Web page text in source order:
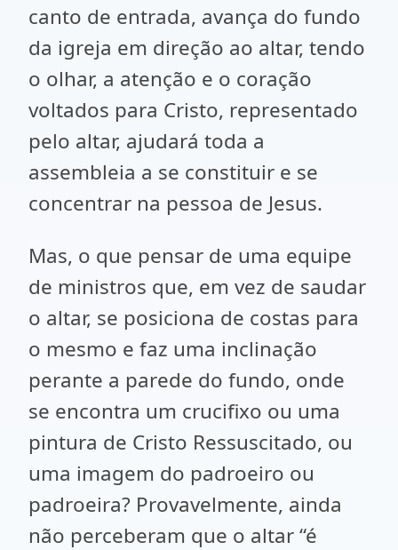
canto de entrada, avança do fundo
da igreja em direção ao altar, tendo
o olhar, a atenção e o coração
voltados para Cristo, representado
pelo altar, ajudará toda a
assembleia a se constituir e se
concentrar na pessoa de Jesus.
Mas, o que pensar de uma equipe
de ministros que, em vez de saudar
o altar, se posiciona de costas para
o mesmo e faz uma inclinação
perante a parede do fundo, onde
se encontra um crucifixo ou uma
pintura de Cristo Ressuscitado, ou
uma imagem do padroeiro ou
padroeira? Provavelmente, ainda
não perceberam que o altar “é